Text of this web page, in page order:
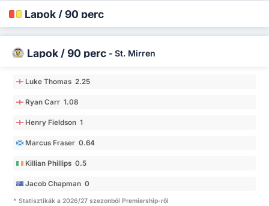
Lapok / 90 perc
Lapok / 90 perc - St. Mirren
Luke Thomas 2.25
Ryan Carr 1.08
Henry Fieldson 1
Marcus Fraser 0.64
Killian Phillips 0.5
Jacob Chapman 0
* Statisztikák a 2026/27 szezonból Premiership-ről